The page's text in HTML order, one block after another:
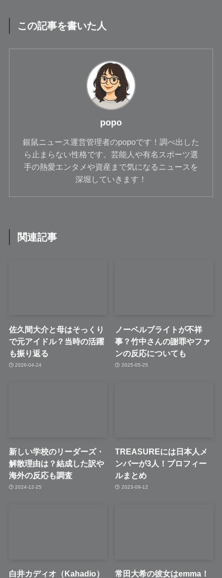
この記事を書いた人
popo
銀鼠ニュース運営管理者のpopoです！調べ出した
ら止まらない性格です。芸能人や有名スポーツ選
手の熱愛エンタメや資産まで気になるニュースを
深堀していきます！
関連記事
佐久間大介と母はそっくり
で元アイドル？当時の活躍
も振り返る
2026-04-24
ノーベルブライトが不祥
事？竹中さんの謝罪やファ
ンの反応についても
2025-05-25
新しい学校のリーダーズ・
解散理由は？結成した訳や
海外の反応も調査
2024-12-25
TREASUREには日本人メ
ンバーが3人！プロフィー
ルまとめ
2023-09-12
白井カディオ（Kahadio）
常田大希の彼女はemma！